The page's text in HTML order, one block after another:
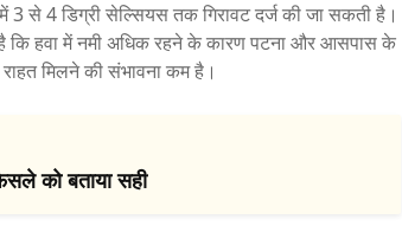
3 से 4 डिग्री सेल्सियस तक गिरावट दर्ज की जा सकती है।
है कि हवा में नमी अधिक रहने के कारण पटना और आसपास के
मिलने की संभावना कम है।
को बताया सही